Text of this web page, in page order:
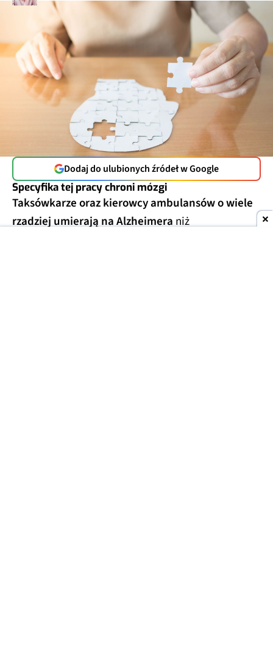
Dodaj do ulubionych źródeł w Google
Specyfika tej pracy chroni mózgi
Taksówkarze oraz kierowcy ambulansów o wiele
rzadziej umierają na Alzheimera niż